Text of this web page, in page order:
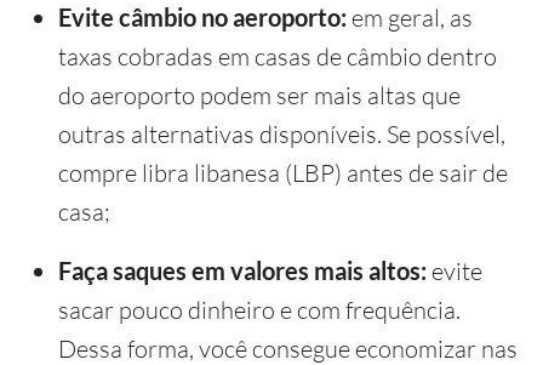
Evite câmbio no aeroporto: em geral, as
taxas cobradas em casas de câmbio dentro
do aeroporto podem ser mais altas que
outras alternativas disponíveis. Se possível,
compre libra libanesa (LBP) antes de sair de
casa;
Faça saques em valores mais altos: evite
sacar pouco dinheiro e com frequência.
Dessa forma, você consegue economizar nas